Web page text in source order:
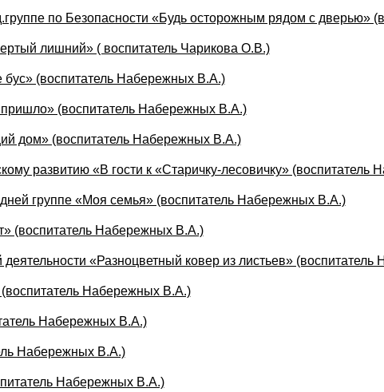
по Безопасности «Будь осторожным рядом с дверью»
лишний» ( воспитатель Чарикова О.В.)
бус» (воспитатель Набережных В.А.)
(воспитатель Набережных В.А.)
дом» (воспитатель Набережных В.А.)
развитию «В гости к «Старичку-лесовичку»
группе «Моя семья» (воспитатель Набережных В.А.)
(воспитатель Набережных В.А.)
деятельности «Разноцветный ковер из листьев»
Набережных В.А.)
Набережных В.А.)
Набережных В.А.)
Набережных В.А.)